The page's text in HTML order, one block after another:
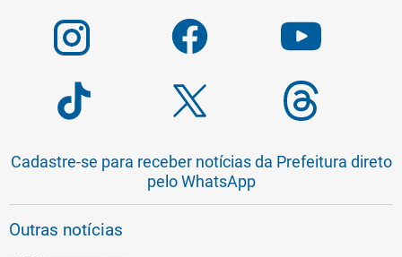
Cadastre-se para receber notícias da Prefeitura direto
pelo WhatsApp
Outras notícias